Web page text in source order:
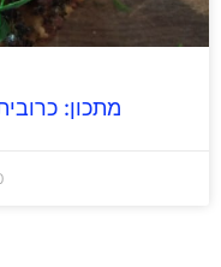
מתכון: כרובית